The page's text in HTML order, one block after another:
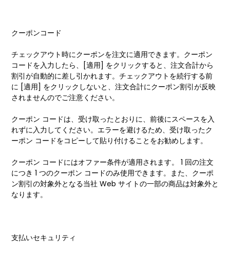
クーポンコード
チェックアウト時にクーポンを注文に適用できます。クーポン
コードを入力したら、[適用] をクリックすると、注文合計から
割引が自動的に差し引かれます。チェックアウトを続行する前
に [適用] をクリックしないと、注文合計にクーポン割引が反映
されませんのでご注意ください。
クーポン コードは、受け取ったとおりに、前後にスペースを入
れずに入力してください。エラーを避けるため、受け取ったク
ーポン コードをコピーして貼り付けることをお勧めします。
クーポン コードにはオファー条件が適用されます。 1 回の注文
につき 1 つのクーポン コードのみ使用できます。また、クーポ
ン割引の対象外となる当社 Web サイトの一部の商品は対象外と
なります。
支払いセキュリティ